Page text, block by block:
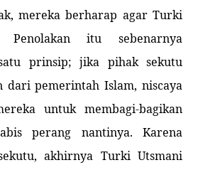
mereka berharap agar Turki
itu sebenarnya
prinsip; jika pihak sekutu
dari pemerintah Islam, niscaya
untuk membagi-bagikan
perang nantinya. Karena
akhirnya Turki Utsmani